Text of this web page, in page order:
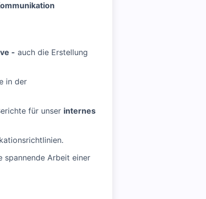
- auch die Erstellung
in der
für unser internes
spannende Arbeit einer